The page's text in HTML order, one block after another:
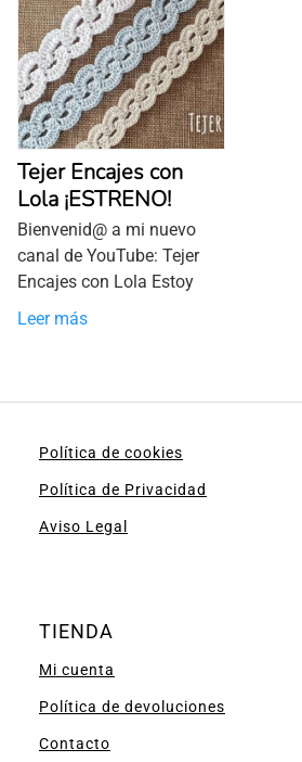
Tejer Encajes con
Lola ¡ESTRENO!
Bienvenid@ a mi nuevo
canal de YouTube: Tejer
Encajes con Lola Estoy
Leer más
Política de cookies
Política de Privacidad
Aviso Legal
TIENDA
Mi cuenta
Política de devoluciones
Contacto